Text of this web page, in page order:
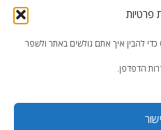
פרטיות
כדי להבין איך אתם גולשים באתר ולשפר
הדפדפן.